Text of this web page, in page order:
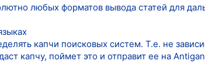
любых форматов вывода статей для
капчи поисковых систем. Т.е. не
капчу, поймет это и отправит ее на